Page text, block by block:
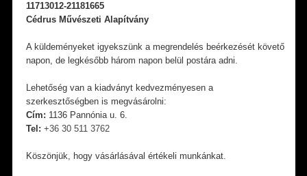
11713012-21181665
Cédrus Művészeti Alapítvány
A küldeményeket igyekszünk a megrendelés beérkezését követő
napon, de legkésőbb három napon belül postára adni.
Lehetőség van a kiadványt kedvezményesen a
szerkesztőségben is megvásárolni:
Cím: 1136 Pannónia u. 6.
Tel: +36 30 511 3762
Köszönjük, hogy vásárlásával értékeli munkánkat.